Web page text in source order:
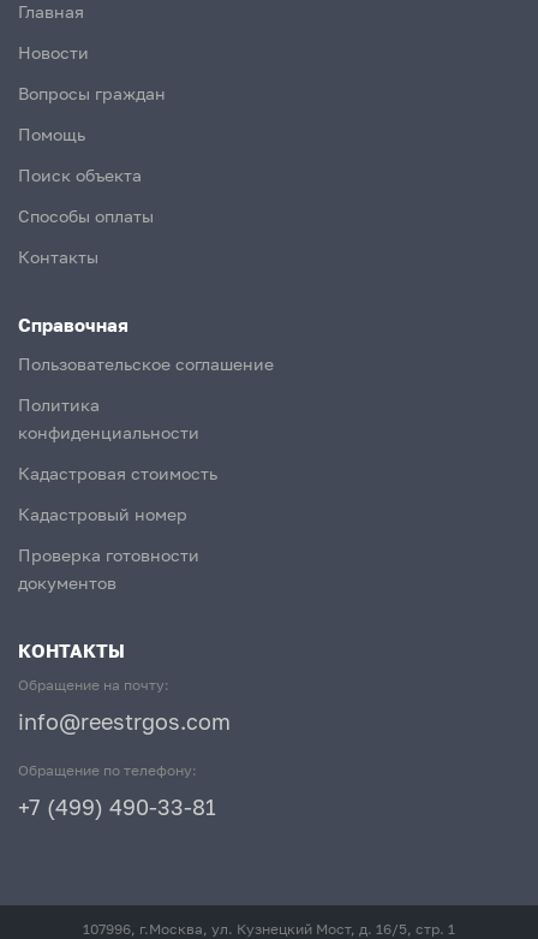
Главная
Новости
Вопросы граждан
Помощь
Поиск объекта
Способы оплаты
Контакты
Справочная
Пользовательское соглашение
Политика
конфиденциальности
Кадастровая стоимость
Кадастровый номер
Проверка готовности
документов
КОНТАКТЫ
Обращение на почту:
info@reestrgos.com
Обращение по телефону:
+7 (499) 490-33-81
107996, г.Москва, ул. Кузнецкий Мост, д. 16/5, стр. 1